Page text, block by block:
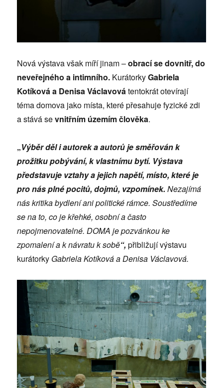
Nová výstava však míří jinam –obrací se dovnitř, do
neveřejného a intimního. KurátorkyGabriela
Kotíková a Denisa Václavovátentokrát otevírají
téma domova jako místa, které přesahuje fyzické zdi
a stává sevnitřním územím člověka.
„Výběr děl i autorek a autorů je směřován k
prožitku pobývání, k vlastnímu bytí. Výstava
představuje vztahy a jejich napětí, místo, které je
pro nás plné pocitů, dojmů, vzpomínek.Nezajímá
nás kritika bydlení ani politické rámce. Soustředíme
se na to, co je křehké, osobní a často
nepojmenovatelné. DOMA je pozvánkou ke
zpomalení a k návratu k sobě“,přibližují výstavu
kurátorky Gabriela Kotíková a Denisa Václavová.